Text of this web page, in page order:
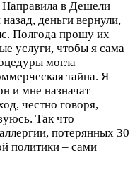
в Дешели
деньги вернули,
Полгода прошу их
услуги, чтобы я сама
могла
тайна. Я
и мне назначат
честно говоря,
Так что
потерянных 30
политики – сами